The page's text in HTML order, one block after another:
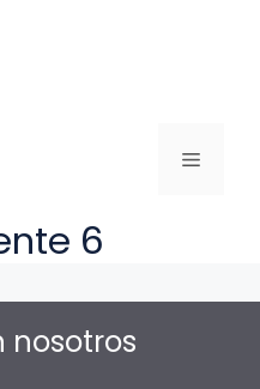
Menú
6
nosotros